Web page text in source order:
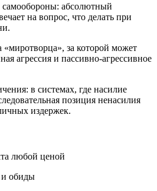
самообороны: абсолютный
на вопрос, что делать при
«миротворца», за которой может
агрессия и пассивно-агрессивное
в системах, где насилие
позиция ненасилия
издержек.
любой ценой
и обиды